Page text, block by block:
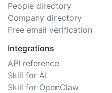
People directory
Company directory
Free email verification
Integrations
API reference
Skill for AI
Skill for OpenClaw